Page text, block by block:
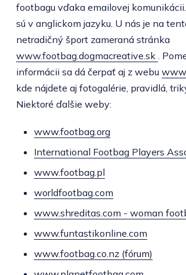
footbagu vďaka emailovej
sú v anglickom jazyku. U nás je na
netradičný šport zameraná stránka
www.footbag.dogmacreative.sk
.
informácii sa dá čerpať aj z webu
kde nájdete aj fotogalérie, pravidlá,
Niektoré ďalšie weby:
www.footbag.org
International Footbag Players
www.footbag.pl
worldfootbag.com
www.shreditas.com - woman
www.funtastikonline.com
www.footbag.co.nz (fórum)